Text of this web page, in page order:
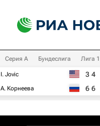
Серия А Бундеслига Лига 1
I. Jovic
А. Корнеева
3 4
6 6